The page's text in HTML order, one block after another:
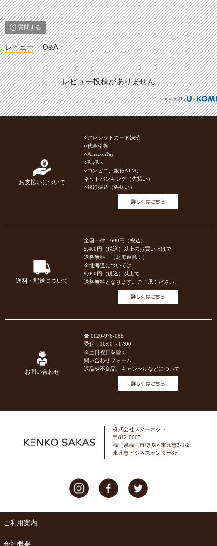
質問する
レビュー Q&A
レビュー投稿がありません
お支払いについて
○クレジットカード決済
○代金引換
○AmazonPay
○PayPay
○コンビニ、銀行ATM、
ネットバンキング（先払い）
○銀行振込（先払い）
送料・配送について
全国一律：600円（税込）
5,400円（税込）以上のお買い上げで
送料無料！（北海道除く）
※北海道については、
9,000円（税込）以上で
送料無料となります。ご了承ください。
お問い合わせ
☎ 0120-976-088
受付：10:00～17:00
※土日祝日を除く
問い合わせフォーム
返品や不良品、キャンセルなどについて
株式会社スターネット
〒812-0007
福岡県福岡市博多区東比恵3-1-2
東比恵ビジネスセンター8F
ご利用案内
会社概要